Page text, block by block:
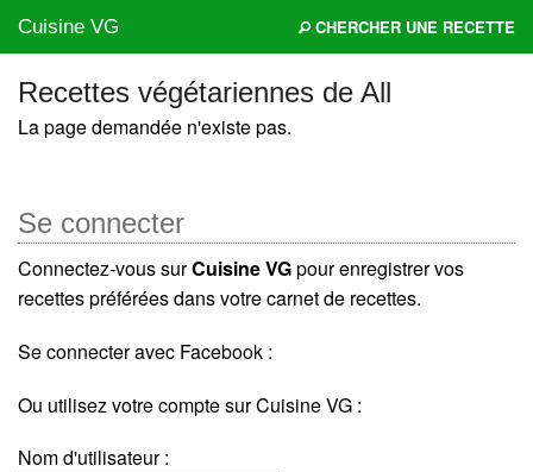
Cuisine VG CHERCHER UNE RECETTE
Recettes végétariennes de All
La page demandée n'existe pas.
Se connecter
Connectez-vous surCuisine VGpour enregistrer vos
recettes préférées dans votre carnet de recettes.
Se connecter avec Facebook :
Ou utilisez votre compte sur Cuisine VG :
Nom d'utilisateur :